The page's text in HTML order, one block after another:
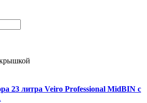
23 литра Veiro Professional MidBIN с